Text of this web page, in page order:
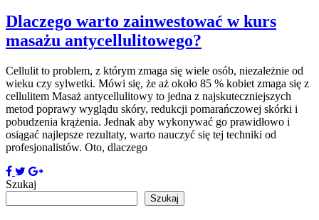
Dlaczego warto zainwestować w kurs
masażu antycellulitowego?
Cellulit to problem, z którym zmaga się wiele osób, niezależnie od
wieku czy sylwetki. Mówi się, że aż około 85 % kobiet zmaga się z
cellulitem Masaż antycellulitowy to jedna z najskuteczniejszych
metod poprawy wyglądu skóry, redukcji pomarańczowej skórki i
pobudzenia krążenia. Jednak aby wykonywać go prawidłowo i
osiągać najlepsze rezultaty, warto nauczyć się tej techniki od
profesjonalistów. Oto, dlaczego
Szukaj
Szukaj